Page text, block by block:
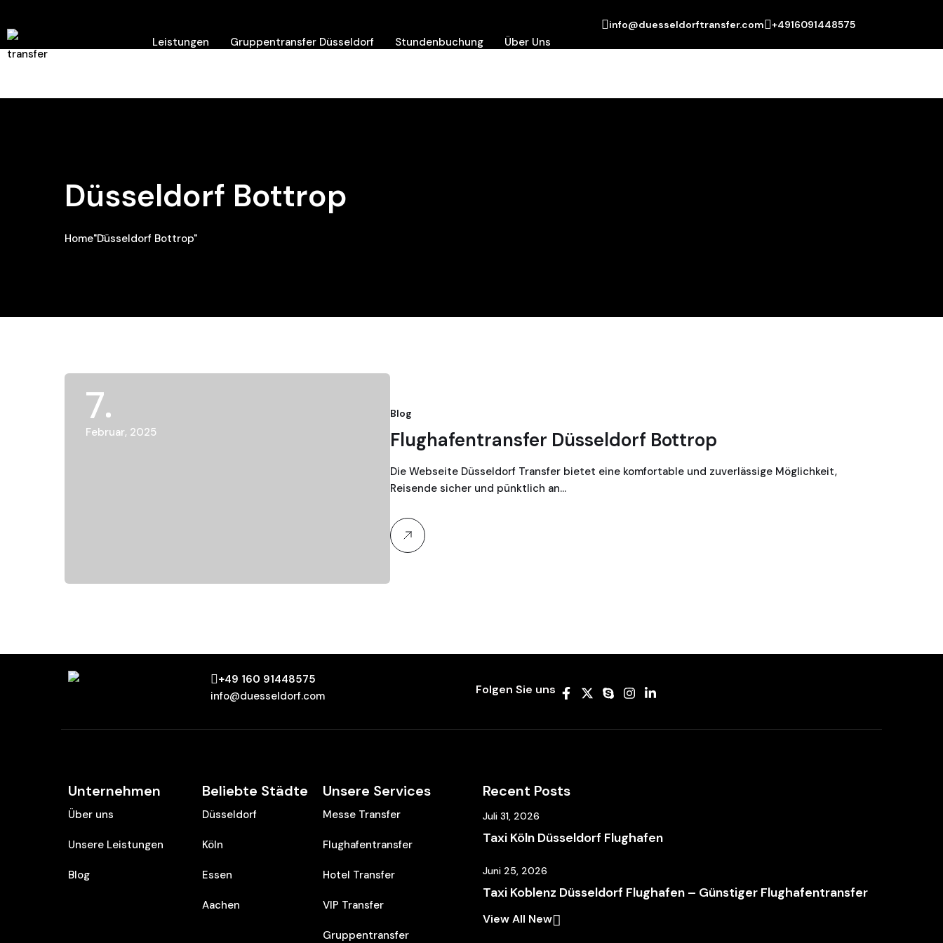
Leistungen Gruppentransfer Düsseldorf Stundenbuchung Über Uns
info@duesseldorftransfer.com +4916091448575
Düsseldorf Bottrop
Home"Düsseldorf Bottrop"
7
Februar, 2025
Blog
Flughafentransfer Düsseldorf Bottrop
Die Webseite Düsseldorf Transfer bietet eine komfortable und zuverlässige Möglichkeit,
Reisende sicher und pünktlich an…
+49 160 91448575
info@duesseldorf.com
Folgen Sie uns
Unternehmen
Über uns
Unsere Leistungen
Blog
Beliebte Städte
Düsseldorf
Köln
Essen
Aachen
Unsere Services
Messe Transfer
Flughafentransfer
Hotel Transfer
VIP Transfer
Gruppentransfer
Recent Posts
Juli 31, 2026
Taxi Köln Düsseldorf Flughafen
Juni 25, 2026
Taxi Koblenz Düsseldorf Flughafen – Günstiger Flughafentransfer
View All New